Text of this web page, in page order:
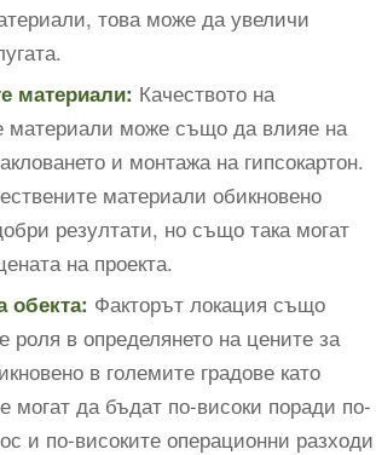
това може да увеличи
материали: Качеството на
материали може също да влияе на
и монтажа на гипсокартон.
материали обикновено
резултати, но също така могат
на проекта.
обекта: Факторът локация също
роля в определянето на цените за
в големите градове като
могат да бъдат по-високи поради по-
и по-високите операционни разходи